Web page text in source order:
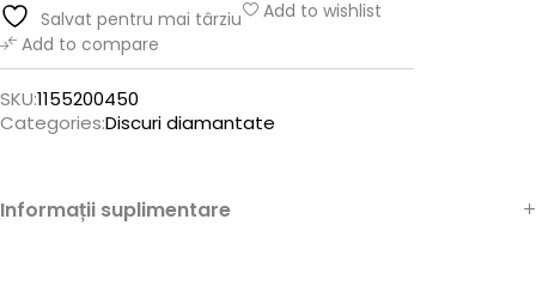
Salvat pentru mai târziu
Add to wishlist
Add to compare
SKU:1155200450
Categories:Discuri diamantate
Informații suplimentare